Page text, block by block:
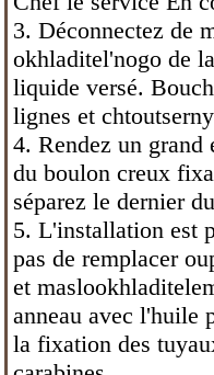
3. Déconnectez de
okhladitel'nogo de
liquide versé.
lignes et
4. Rendez un grand
du boulon creux
séparez le dernier
5. L'installation est
pas de remplacer
et
anneau avec l'huile
la fixation des